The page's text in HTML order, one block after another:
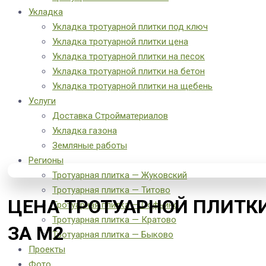
Укладка
Укладка тротуарной плитки под ключ
Укладка тротуарной плитки цена
Укладка тротуарной плитки на песок
Укладка тротуарной плитки на бетон
Укладка тротуарной плитки на щебень
Услуги
Доставка Стройматериалов
Укладка газона
Земляные работы
Регионы
Тротуарная плитка — Жуковский
Тротуарная плитка — Титово
Тротуарная плитка — Софьино
Тротуарная плитка — Кратово
Тротуарная плитка — Быково
Проекты
ЦЕНА ТРОТУАРНОЙ
ЗА М2